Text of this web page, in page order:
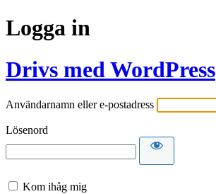
Logga in
Drivs med WordPress
Användarnamn eller e-postadress
Lösenord
Kom ihåg mig